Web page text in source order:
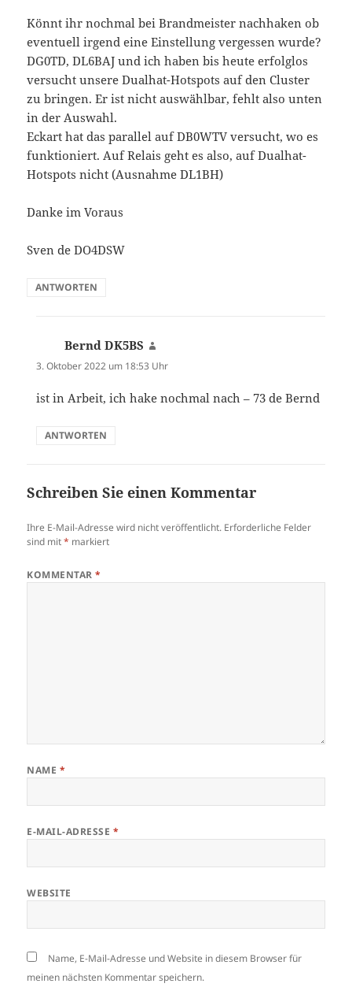
Könnt ihr nochmal bei Brandmeister nachhaken ob
eventuell irgend eine Einstellung vergessen wurde?
DG0TD, DL6BAJ und ich haben bis heute erfolglos
versucht unsere Dualhat-Hotspots auf den Cluster
zu bringen. Er ist nicht auswählbar, fehlt also unten
in der Auswahl.
Eckart hat das parallel auf DB0WTV versucht, wo es
funktioniert. Auf Relais geht es also, auf Dualhat-
Hotspots nicht (Ausnahme DL1BH)
Danke im Voraus
Sven de DO4DSW
ANTWORTEN
Bernd DK5BS
3. Oktober 2022 um 18:53 Uhr
ist in Arbeit, ich hake nochmal nach – 73 de Bernd
ANTWORTEN
Schreiben Sie einen Kommentar
Ihre E-Mail-Adresse wird nicht veröffentlicht. Erforderliche Felder
sind mit* markiert
KOMMENTAR*
NAME *
E-MAIL-ADRESSE *
WEBSITE
Name, E-Mail-Adresse und Website in diesem Browser für
meinen nächsten Kommentar speichern.